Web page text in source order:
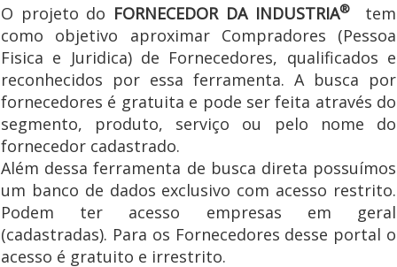
O projeto do FORNECEDOR DA INDUSTRIA®tem
como objetivo aproximar Compradores (Pessoa
Fisica e Juridica) de Fornecedores, qualificados e
reconhecidos por essa ferramenta. A busca por
fornecedores é gratuita e pode ser feita através do
segmento, produto, serviço ou pelo nome do
fornecedor cadastrado.
Além dessa ferramenta de busca direta possuímos
um banco de dados exclusivo com acesso restrito.
Podem ter acesso empresas em geral
(cadastradas). Para os Fornecedores desse portal o
acesso é gratuito e irrestrito.